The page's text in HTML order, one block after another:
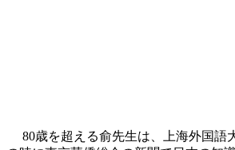
80歳を超える俞先生は、上海外国語